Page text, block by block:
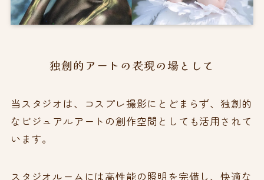
独創的アートの表現の場として
当スタジオは、コスプレ撮影にとどまらず、独創的
なビジュアルアートの創作空間としても活用されて
います。
スタジオルームには高性能の照明を完備し、快適な